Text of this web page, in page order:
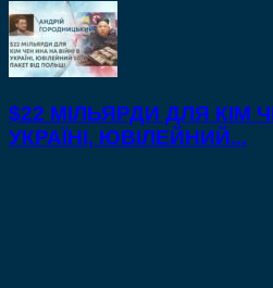
$22 МІЛЬЯРДИ ДЛЯ КІМ
УКРАЇНІ, ЮВІЛЕЙНИЙ...